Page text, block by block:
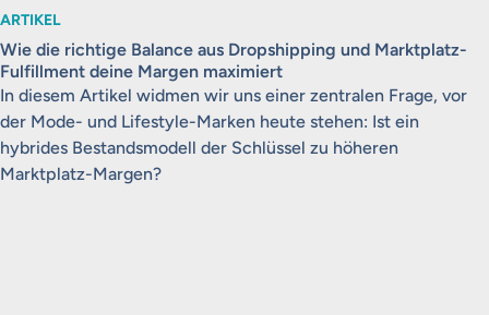
ARTIKEL
Wie die richtige Balance aus Dropshipping und Marktplatz-
Fulfillment deine Margen maximiert
In diesem Artikel widmen wir uns einer zentralen Frage, vor
der Mode- und Lifestyle-Marken heute stehen: Ist ein
hybrides Bestandsmodell der Schlüssel zu höheren
Marktplatz-Margen?